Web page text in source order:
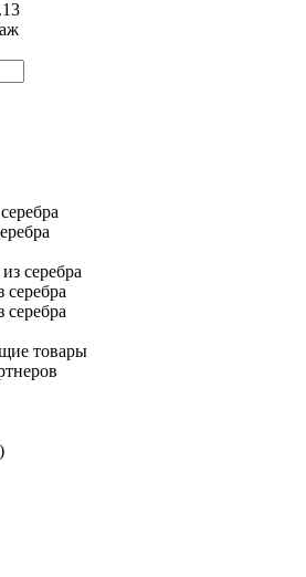
серебра
серебра
серебра
товары